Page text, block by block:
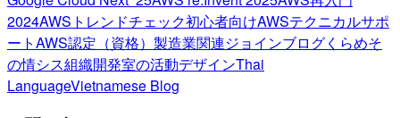
2024AWSトレンドチェック初心者向けAWSテクニカルサポ
ートAWS認定（資格） 製造業関連ジョインブログくらめそ
の情シス組織開発室の活動デザインThai
LanguageVietnamese Blog